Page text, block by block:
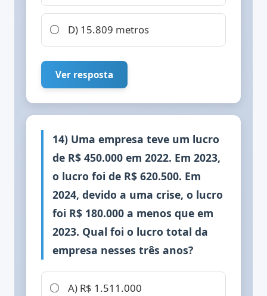
D) 15.809 metros
Ver resposta
14) Uma empresa teve um lucro
de R$ 450.000 em 2022. Em 2023,
o lucro foi de R$ 620.500. Em
2024, devido a uma crise, o lucro
foi R$ 180.000 a menos que em
2023. Qual foi o lucro total da
empresa nesses três anos?
A) R$ 1.511.000